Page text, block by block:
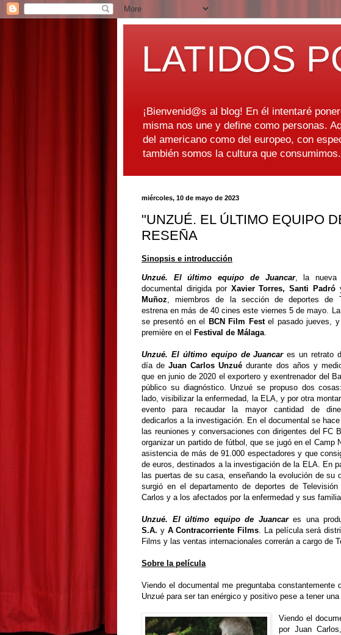
LATIDOS
¡Bienvenid@s al blog! En él intentaré
misma nos une y define como personas.
del americano como del europeo, con
también somos la cultura que
miércoles, 10 de mayo de 2023
"UNZUÉ. EL ÚLTIMO EQUIPO
RESEÑA
Sinopsis e introducción
Unzué. El último equipo de Juancar, la nueva
documental dirigida por Xavier Torres, Santi Padró
Muñoz, miembros de la sección de deportes de
estrena en más de 40 cines este viernes 5 de mayo.
se presentó en el
BCN Film Festel pasado jueves,
première en el Festival de Málaga.
Unzué. El último equipo de Juancares un retrato
día deJuan Carlos Unzué durante dos años y
que en junio de 2020 el exportero y exentrenador del
público su diagnóstico. Unzué se propuso dos
lado, visibilizar la enfermedad, la ELA, y por otra
evento para recaudar la mayor cantidad de
dedicarlos a la investigación. En el documental se
las reuniones y conversaciones con dirigentes del FC
organizar un partido de fútbol, que se jugó en el Camp
asistencia de más de 91.000 espectadores y que
de euros, destinados a la investigación de la ELA. En
las puertas de su casa, enseñando la evolución de su
surgió en el departamento de deportes de
Carlos y a los afectados por la enfermedad y sus
Unzué. El último equipo de Juancares una
S.A. y A Contracorriente Films. La película será
Films y las ventas internacionales correrán a cargo de
Sobre la película
Viendo el documental me preguntaba constantemente
Unzué para ser tan enérgico y positivo pese a tener
Viendo el
por Juan